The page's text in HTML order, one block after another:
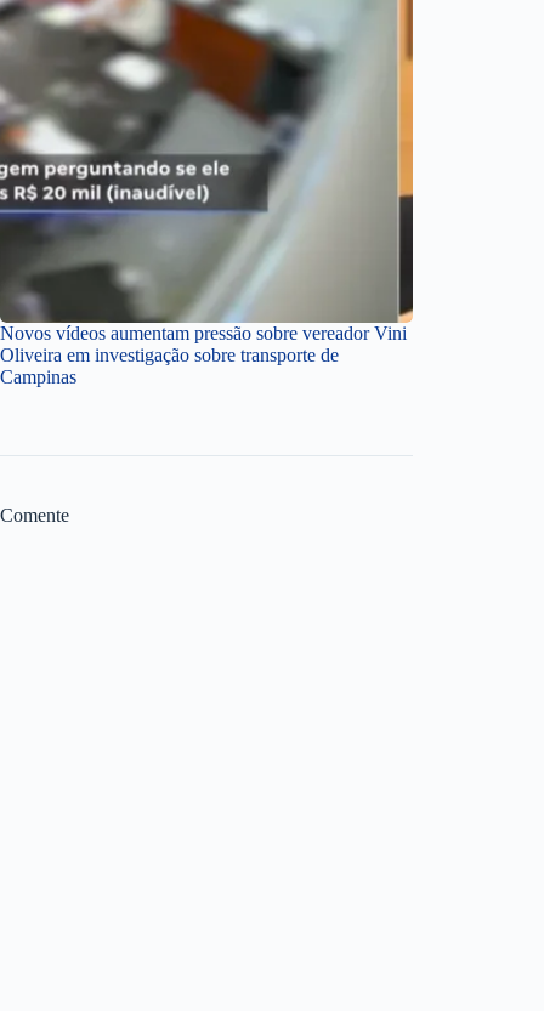
Novos vídeos aumentam pressão sobre vereador Vini
Oliveira em investigação sobre transporte de
Campinas
Comente